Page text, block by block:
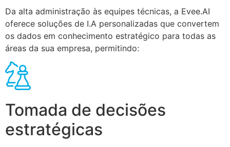
Da alta administração às equipes técnicas, a Evee.AI
oferece soluções de I.A personalizadas que convertem
os dados em conhecimento estratégico para todas as
áreas da sua empresa, permitindo:
Tomada de decisões
estratégicas